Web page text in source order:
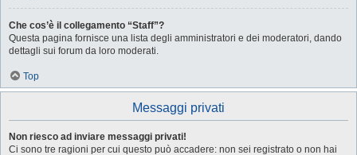
Che cos’è il collegamento “Staff”?
Questa pagina fornisce una lista degli amministratori e dei moderatori, dando
dettagli sui forum da loro moderati.
Top
Messaggi privati
Non riesco ad inviare messaggi privati!
Ci sono tre ragioni per cui questo può accadere: non sei registrato o non hai